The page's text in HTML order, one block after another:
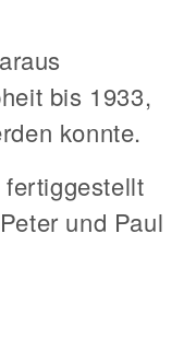
bis 1933,
konnte.
und Paul